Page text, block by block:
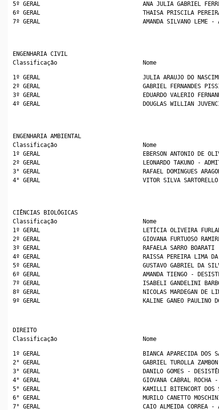
5º GERAL                              ANA JULIA GABRIEL
6º GERAL                              THAISA PRISCILA PEREIRA
7º GERAL                              AMANDA SILVANO LEME -
ENGENHARIA CIVIL
Classificação                         Nome
1º GERAL                              JULIA ARAUJO DO
2º GERAL                              GABRIEL FERNANDES
3º GERAL                              EDUARDO VALERIO
4º GERAL                              DOUGLAS WILLIAN JUVENCIO
ENGENHARIA AMBIENTAL
Classificação                         Nome
1º GERAL                              EBERSON ANTONIO DE
2º GERAL                              LEONARDO TAKUNO -
3° GERAL                              RAFAEL DOMINGUES ARAGONI
4° GERAL                              VITOR SILVA SARTORELLO -
CIÊNCIAS BIOLÓGICAS
Classificação                         Nome
1º GERAL                              LETÍCIA OLIVEIRA FURLAN -
2º GERAL                              GIOVANA FURTUOSO RAMIRE -
3º GERAL                              RAFAELA SARRO BOARATI -
4º GERAL                              RAISSA PEREIRA LIMA DA
5º GERAL                              GUSTAVO GABRIEL DA SILVA
6º GERAL                              AMANDA TIENGO -
7º GERAL                              ISABELI GANDELINI BARBOSA
8º GERAL                              NICOLAS MARDEGAN DE LIMA
9º GERAL                              KALINE GANEO PAULINO DOS
DIREITO
Classificação                         Nome
1º GERAL                              BIANCA APARECIDA DOS
2° GERAL                              GABRIEL TUROLLA ZAMBON -
3° GERAL                              DANILO GOMES -
4° GERAL                              GIOVANA CABRAL ROCHA -
5° GERAL                              KAMILLI BITENCORT DOS
6° GERAL                              MURILO CANETTO MOSCHINI
7° GERAL                              CAIO ALMEIDA CORREA -